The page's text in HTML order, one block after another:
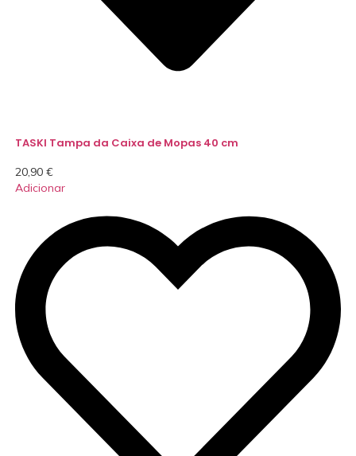
TASKI Tampa da Caixa de Mopas 40 cm
20,90 €
Adicionar